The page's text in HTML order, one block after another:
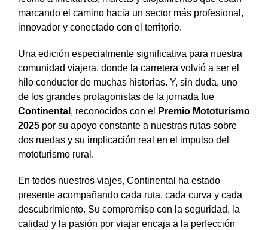
marcando el camino hacia un sector más profesional,
innovador y conectado con el territorio.
Una edición especialmente significativa para nuestra
comunidad viajera, donde la carretera volvió a ser el
hilo conductor de muchas historias. Y, sin duda, uno
de los grandes protagonistas de la jornada fue
Continental , reconocidos con el
Premio Mototurismo
2025por su apoyo constante a nuestras rutas sobre
dos ruedas y su implicación real en el impulso del
mototurismo rural.
En todos nuestros viajes, Continental ha estado
presente acompañando cada ruta, cada curva y cada
descubrimiento. Su compromiso con la seguridad, la
calidad y la pasión por viajar encaja a la perfección